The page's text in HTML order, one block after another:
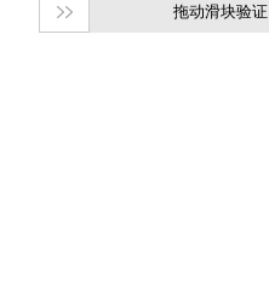
拖动滑块验证